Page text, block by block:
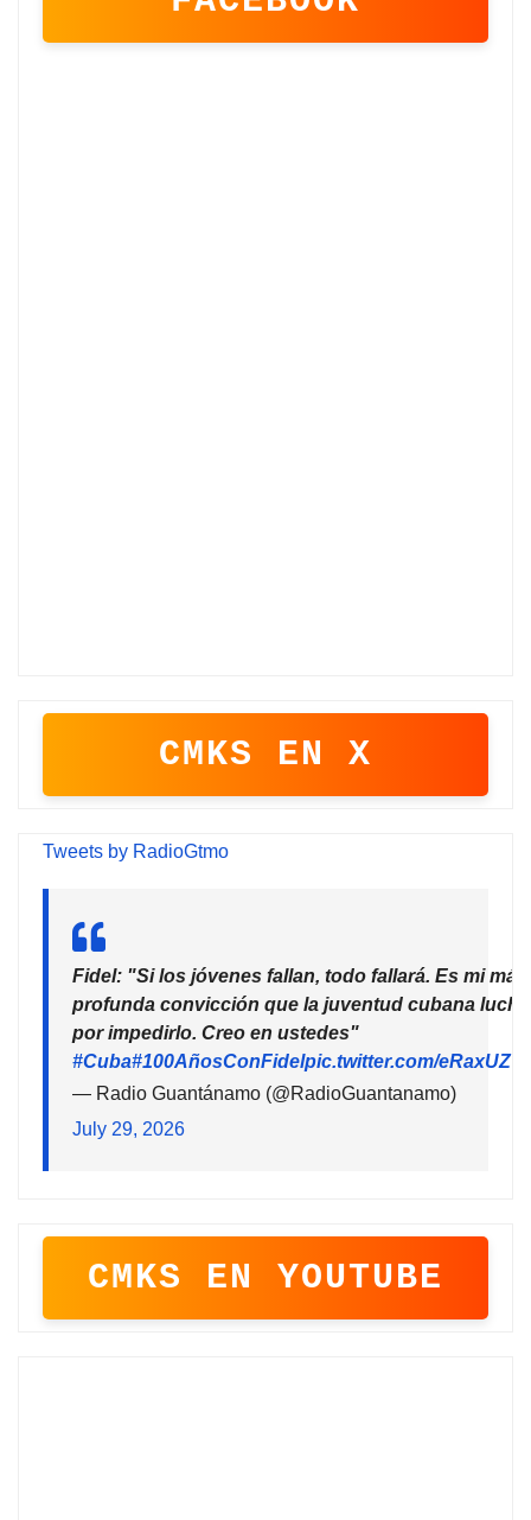
CMKS EN X
Tweets by RadioGtmo
Fidel: "Si los jóvenes fallan, todo fallará. Es mi más
profunda convicción que la juventud cubana
por impedirlo. Creo en ustedes"
#Cuba#100AñosConFidelpic.twitter.com/
— Radio Guantánamo (@RadioGuantanamo)
July 29, 2026
CMKS EN YOUTUBE